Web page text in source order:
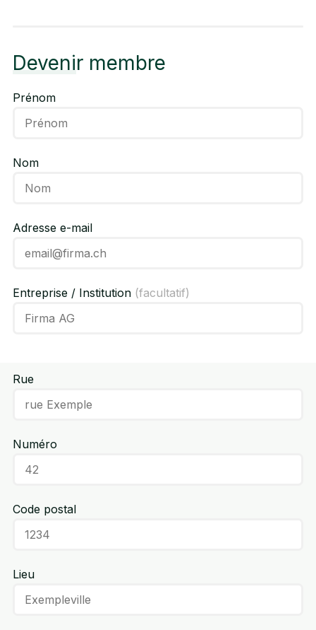
Devenir membre
Prénom
Nom
Adresse e-mail
Entreprise / Institution (facultatif)
Rue
Numéro
Code postal
Lieu